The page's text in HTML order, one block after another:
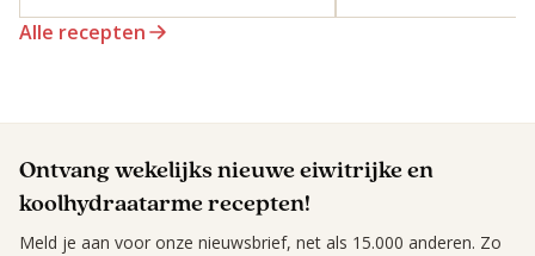
Alle recepten
Ontvang wekelijks nieuwe eiwitrijke en
koolhydraatarme recepten!
Meld je aan voor onze nieuwsbrief, net als 15.000 anderen. Zo